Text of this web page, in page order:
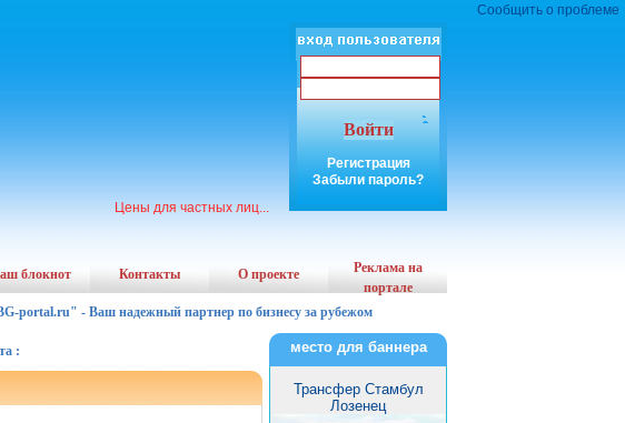
Сообщить о проблеме
Войти
Регистрация
Забыли пароль?
Цены для частных лиц...
блокнот Контакты О проекте
Реклама на
портале
portal.ru" - Ваш надежный партнер по бизнесу за рубежом
: место для баннера
Трансфер Стамбул
Лозенец